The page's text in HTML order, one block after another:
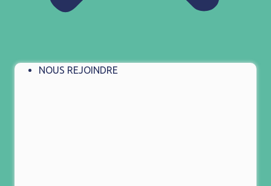
NOUS REJOINDRE